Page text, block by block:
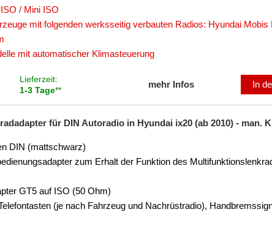
/ Mini ISO
mit folgenden werksseitig verbauten Radios: Hyundai Mobis
mit automatischer Klimasteuerung
Lieferzeit:
1-3 Tage**
mehr Infos In
für DIN Autoradio in Hyundai ix20 (ab 2010) - man.
DIN (mattschwarz)
zum Erhalt der Funktion des
GT5 auf ISO (50 Ohm)
(je nach Fahrzeug und Nachrüstradio),